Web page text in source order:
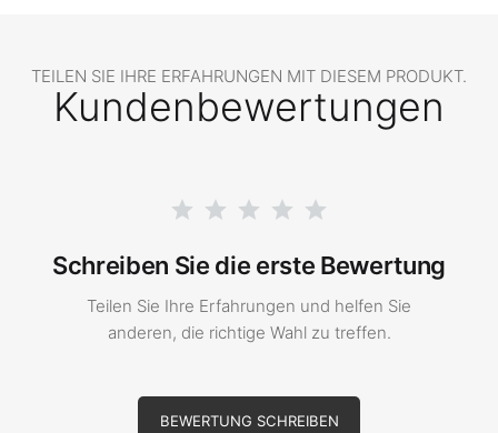
TEILEN SIE IHRE ERFAHRUNGEN MIT DIESEM PRODUKT.
Kundenbewertungen
Schreiben Sie die erste Bewertung
Teilen Sie Ihre Erfahrungen und helfen Sie
anderen, die richtige Wahl zu treffen.
BEWERTUNG SCHREIBEN